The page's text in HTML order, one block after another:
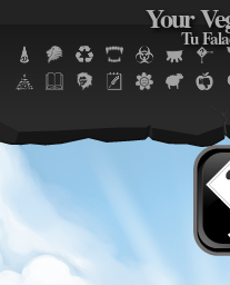
Jump
Your
Tu